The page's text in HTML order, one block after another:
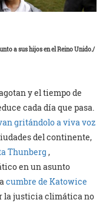
a sus hijos en el Reino Unido./
y el tiempo de
cada día que pasa.
gritándolo a viva voz
del continente,
Thunberg ,
en un asunto
cumbre de Katowice
la justicia climática no